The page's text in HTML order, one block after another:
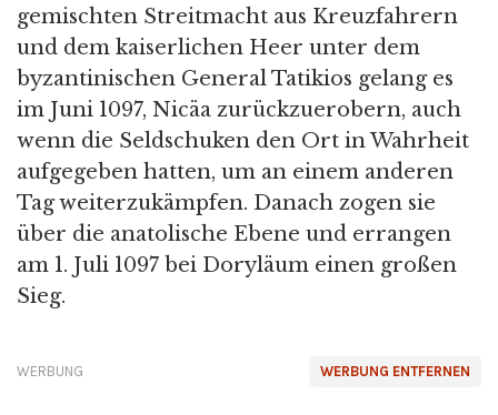
gemischten Streitmacht aus Kreuzfahrern
und dem kaiserlichen Heer unter dem
byzantinischen General Tatikios gelang es
im Juni 1097, Nicäa zurückzuerobern, auch
wenn die Seldschuken den Ort in Wahrheit
aufgegeben hatten, um an einem anderen
Tag weiterzukämpfen. Danach zogen sie
über die anatolische Ebene und errangen
am 1. Juli 1097 bei Doryläum einen großen
Sieg.
WERBUNG ENTFERNEN
WERBUNG